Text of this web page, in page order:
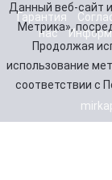
Гарантия
нас
Данный веб-сайт
Метрика»,
Продолжая
использование
соответствии с